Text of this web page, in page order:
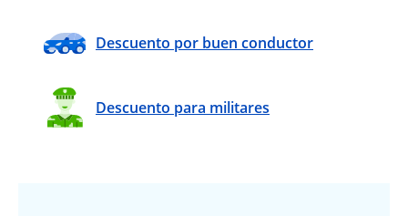
Descuento por buen conductor
Descuento para militares